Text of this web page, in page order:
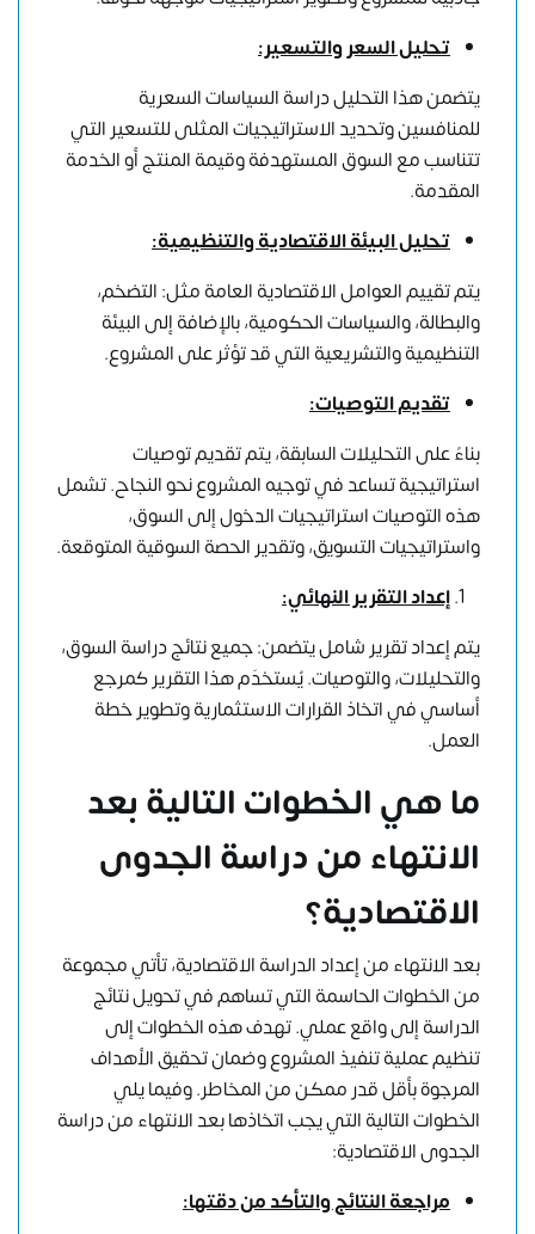
تحليل السعر والتسعير:
يتضمن هذا التحليل دراسة السياسات السعرية
للمنافسين وتحديد الاستراتيجيات المثلى للتسعير التي
تتناسب مع السوق المستهدفة وقيمة المنتج أو الخدمة
المقدمة.
تحليل البيئة الاقتصادية والتنظيمية:
يتم تقييم العوامل الاقتصادية العامة مثل: التضخم،
والبطالة، والسياسات الحكومية، بالإضافة إلى البيئة
التنظيمية والتشريعية التي قد تؤثر على المشروع.
تقديم التوصيات:
بناءً على التحليلات السابقة، يتم تقديم توصيات
استراتيجية تساعد في توجيه المشروع نحو النجاح. تشمل
هذه التوصيات استراتيجيات الدخول إلى السوق،
واستراتيجيات التسويق، وتقدير الحصة السوقية المتوقعة.
إعداد التقرير النهائي:
يتم إعداد تقرير شامل يتضمن: جميع نتائج دراسة السوق،
والتحليلات، والتوصيات. يُستخدَم هذا التقرير كمرجع
أساسي في اتخاذ القرارات الاستثمارية وتطوير خطة
العمل.
ما هي الخطوات التالية بعد
الانتهاء من دراسة الجدوى
الاقتصادية؟
بعد الانتهاء من إعداد الدراسة الاقتصادية، تأتي مجموعة
من الخطوات الحاسمة التي تساهم في تحويل نتائج
الدراسة إلى واقع عملي. تهدف هذه الخطوات إلى
تنظيم عملية تنفيذ المشروع وضمان تحقيق الأهداف
المرجوة بأقل قدر ممكن من المخاطر. وفيما يلي
الخطوات التالية التي يجب اتخاذها بعد الانتهاء من دراسة
الجدوى الاقتصادية:
مراجعة النتائج والتأكد من دقتها: